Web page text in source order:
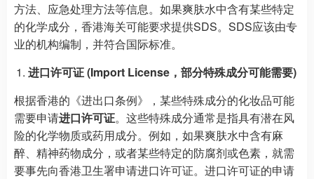
方法、应急处理方法等信息。如果爽肤水中含有某些特定
的化学成分，香港海关可能要求提供SDS。SDS应该由专
业的机构编制，并符合国际标准。
进口许可证 (Import License，部分特殊成分可能需要)
根据香港的《进出口条例》，某些特殊成分的化妆品可能
需要申请进口许可证。这些特殊成分通常是指具有潜在风
险的化学物质或药用成分。例如，如果爽肤水中含有麻
醉、精神药物成分，或者某些特定的防腐剂或色素，就需
要事先向香港卫生署申请进口许可证。进口许可证的申请